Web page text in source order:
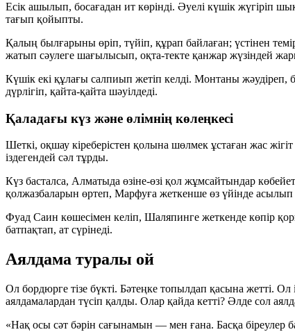
Есік ашылып, босағадан ит көрінді. Әуелі күшік жүгіріп
тағып қойыпты.
Қалың былғарыны өріп, түйіп, құрап байлаған; үстінен
жатып сәулеге шағылысып, оқта-текте қанжар жүзіндей
Күшік екі құлағы салпиып жетіп келді. Монтаны
дүрлігіп, қайта-қайта шәуілдеді.
Қаладағы күз және өлімнің көлеңкесі
Шеткі, оқшау кіреберістен қолына шөлмек ұстаған жас
іздегендей сәл тұрды.
Күз басталса, Алматыда өзіне-өзі қол жұмсайтындар
қолжазбаларын өртеп, Марфуға жеткенше өз үйінде
Фуад Саин көшесімен келіп, Шаляпинге жеткенде көпір
батпақтап, ат сүрінеді.
Аялдама туралы ой
Ол бордюрге тізе бүкті. Бәтеңке топылдап қасына жетті.
аялдамалардан түсіп қалды. Олар қайда кетті? Әлде сол
«Нақ осы сәт бәрін сағынамын — мен ғана. Басқа біреулер